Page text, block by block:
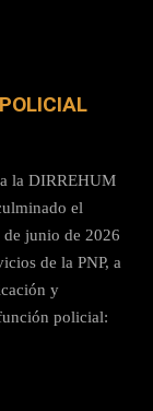
la DIRREHUM
el
de junio de 2026
de la PNP, a
y
policial: